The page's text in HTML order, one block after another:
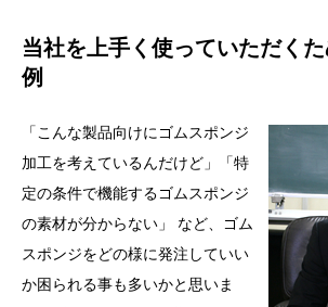
当社を上手く使っていただく
例
「こんな製品向けにゴムスポンジ
加工を考えているんだけど」「特
定の条件で機能するゴムスポンジ
の素材が分からない」 など、ゴム
スポンジをどの様に発注していい
か困られる事も多いかと思いま